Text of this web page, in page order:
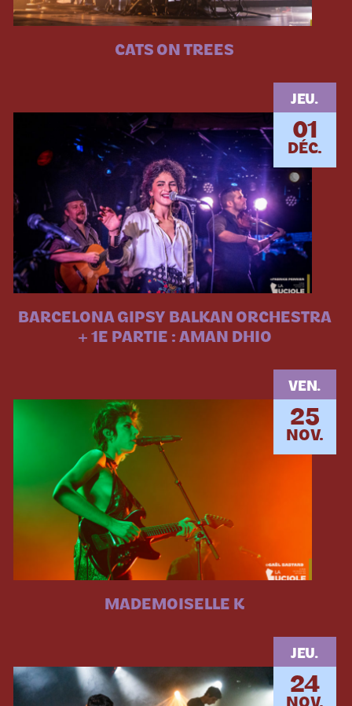
CATS ON TREES
JEU.
01
DÉC.
BARCELONA GIPSY BALKAN ORCHESTRA
+ 1E PARTIE : AMAN DHIO
VEN.
25
NOV.
MADEMOISELLE K
JEU.
24